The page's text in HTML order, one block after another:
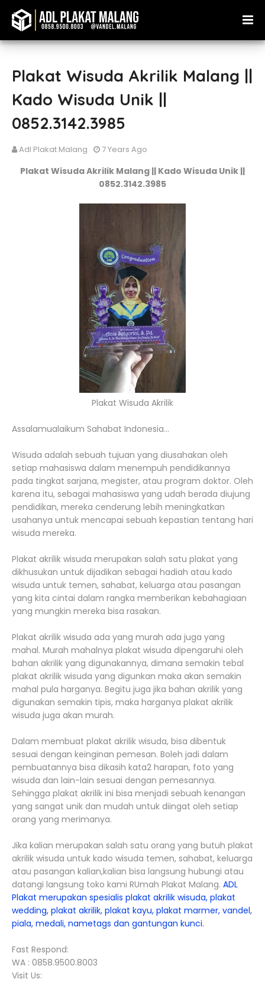
Plakat Wisuda Akrilik Malang ||
Kado Wisuda Unik ||
0852.3142.3985
Adl Plakat Malang 7 Years Ago
Plakat Wisuda Akrilik Malang || Kado Wisuda Unik ||
0852.3142.3985
Plakat Wisuda Akrilik
Assalamualaikum Sahabat Indonesia...
Wisuda adalah sebuah tujuan yang diusahakan oleh
setiap mahasiswa dalam menempuh pendidikannya
pada tingkat sarjana, megister, atau program doktor. Oleh
karena itu, sebagai mahasiswa yang udah berada diujung
pendidikan, mereka cenderung lebih meningkatkan
usahanya untuk mencapai sebuah kepastian tentang hari
wisuda mereka.
Plakat akrilik wisuda merupakan salah satu plakat yang
dikhusukan untuk dijadikan sebagai hadiah atau kado
wisuda untuk temen, sahabat, keluarga atau pasangan
yang kita cintai dalam rangka memberikan kebahagiaan
yang mungkin mereka bisa rasakan.
Plakat akrilik wisuda ada yang murah ada juga yang
mahal. Murah mahalnya plakat wisuda dipengaruhi oleh
bahan akrilik yang digunakannya, dimana semakin tebal
plakat akrilik wisuda yang digunkan maka akan semakin
mahal pula harganya. Begitu juga jika bahan akrilik yang
digunakan semakin tipis, maka harganya plakat akrilik
wisuda juga akan murah.
Dalam membuat plakat akrilik wisuda, bisa dibentuk
sesuai dengan keinginan pemesan. Boleh jadi dalam
pembuatannya bisa dikasih kata2 harapan, foto yang
wisuda dan lain-lain sesuai dengan pemesannya.
Sehingga plakat akrilik ini bisa menjadi sebuah kenangan
yang sangat unik dan mudah untuk diingat oleh setiap
orang yang merimanya.
Jika kalian merupakan salah satu orang yang butuh plakat
akrilik wisuda untuk kado wisuda temen, sahabat, keluarga
atau pasangan kalian,kalian bisa langsung hubungi atau
datangi langsung toko kami RUmah Plakat Malang. ADL
Plakat merupakan spesialis plakat akrilik wisuda, plakat
wedding, plakat akrilik, plakat kayu, plakat marmer, vandel,
piala, medali, nametags dan gantungan kunci.
Fast Respond:
WA : 0858.9500.8003
Visit Us: